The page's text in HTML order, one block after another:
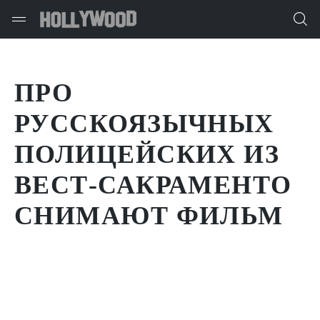
ПРО
РУССКОЯЗЫЧНЫХ
ПОЛИЦЕЙСКИХ ИЗ
ВЕСТ-САКРАМЕНТО
СНИМАЮТ ФИЛЬМ